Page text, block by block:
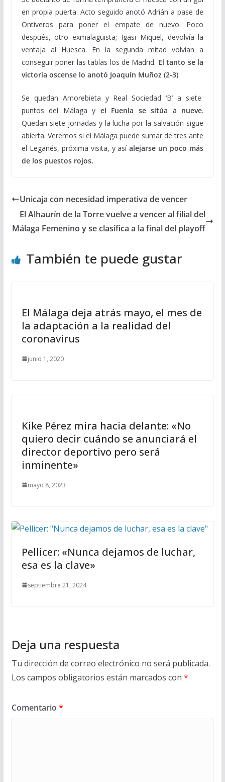
en propia puerta. Acto seguido anotó Adrián a pase de
Ontiveros para poner el empate de nuevo. Poco
después, otro exmalaguista; Igasi Miquel, devolvía la
ventaja al Huesca. En la segunda mitad volvían a
conseguir poner las tablas los de Madrid. El tanto se la
victoria oscense lo anotó Joaquín Muñoz (2-3).
Se quedan Amorebieta y Real Sociedad ‘B’ a siete
puntos del Málaga y el Fuenla se sitúa a nueve.
Quedan siete jornadas y la lucha por la salvación sigue
abierta. Veremos si el Málaga puede sumar de tres ante
el Leganés, próxima visita, y asíalejarse un poco más
de los puestos rojos.
Unicaja con necesidad imperativa de vencer
El Alhaurín de la Torre vuelve a vencer al filial del
Málaga Femenino y se clasifica a la final del playoff
También te puede gustar
El Málaga deja atrás mayo, el mes de
la adaptación a la realidad del
coronavirus
junio 1, 2020
Kike Pérez mira hacia delante: «No
quiero decir cuándo se anunciará el
director deportivo pero será
inminente»
mayo 8, 2023
Pellicer: «Nunca dejamos de luchar,
esa es la clave»
septiembre 21, 2024
Deja una respuesta
Tu dirección de correo electrónico no será publicada.
Los campos obligatorios están marcados con *
Comentario *